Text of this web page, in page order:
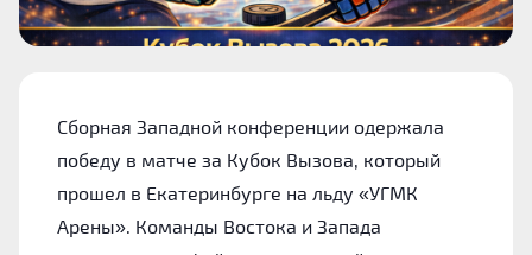
Сборная Западной конференции одержала
победу в матче за Кубок Вызова, который
прошел в Екатеринбурге на льду «УГМК
Арены». Команды Востока и Запада